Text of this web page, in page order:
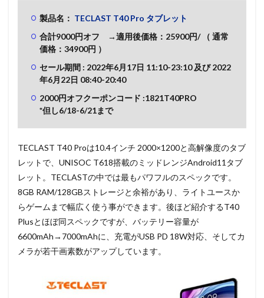
製品名： TECLAST T40 Pro タブレット
合計9000円オフ →適用後価格：25900円/
（ 通常
価格：34900円 ）
セール期間 : 2022年6月17日 11:10-23:10 及び2022
年6月22日 08:40-20:40
2000円オフクーポンコード :1821T40PRO
*但し6/18-6/21まで
TECLAST T40 Proは10.4インチ 2000×1200と高解像度のタブ
レットで、 UNISOC T618搭載のミッドレンジAndroid11タブ
レット。TECLASTの中では最もパワフルのスペックです。
8GB RAM/128GBストレージと余裕があり、ライトユースか
らゲームまで幅広く使う事ができます。後ほど紹介するT40
Plusとほぼ同スペックですが、バッテリー容量が
6600mAh→7000mAhに、充電がUSB PD 18W対応、そしてカ
メラが若干画素数がアップしています。